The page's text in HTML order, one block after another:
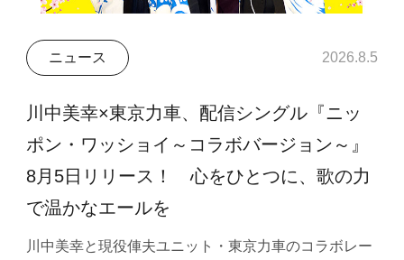
ニュース 2026.8.5
川中美幸×東京力車、配信シングル『ニッ
ポン・ワッショイ～コラボバージョン～』
8月5日リリース！ 心をひとつに、歌の力
で温かなエールを
川中美幸と現役俥夫ユニット・東京力車のコラボレー